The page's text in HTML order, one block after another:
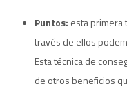
Puntos: esta primera
través de ellos
Esta técnica de
de otros beneficios